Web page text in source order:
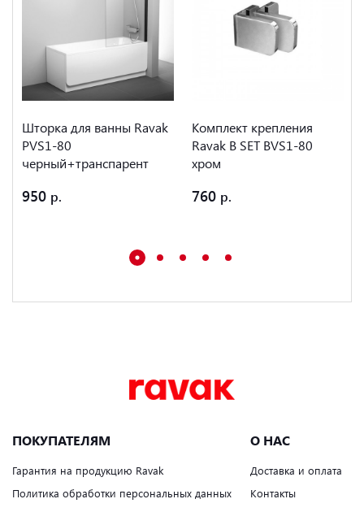
Шторка для ванны Ravak
PVS1-80
черный+транспарент
950
Комплект крепления
Ravak B SET BVS1-80
хром
760
ПОКУПАТЕЛЯМ
Гарантия на продукцию Ravak
Политика обработки персональных данных
О НАС
Доставка и оплата
Контакты